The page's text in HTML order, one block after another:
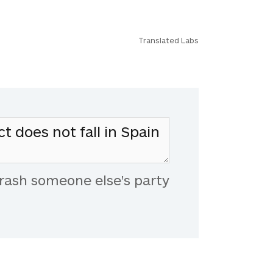
Translated Labs
someone else's party